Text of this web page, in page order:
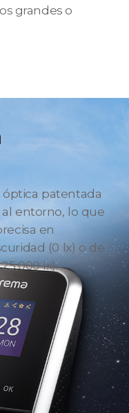
grandes o
óptica patentada
entorno, lo que
en
(0 lx) o de
lx).